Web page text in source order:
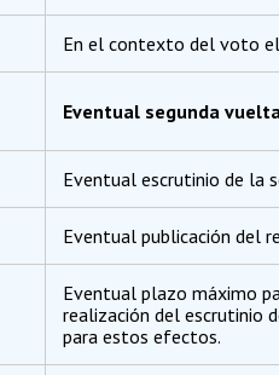
En el contexto del voto
Eventual segunda vuelta
Eventual escrutinio de la
Eventual publicación del
Eventual plazo máximo
realización del escrutinio
para estos efectos.